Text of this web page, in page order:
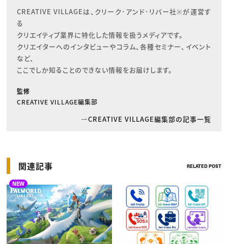
CREATIVE VILLAGEは、クリーク･アンド･リバー社※が運営す
る
クリエイティブ業界に特化した情報を扱うメディアです。
クリエイターへのインタビューやコラム、各種セミナー、イベント
など、
ここでしか知ることのできない情報をお届けします。
監修
CREATIVE VILLAGE編集部
CREATIVE VILLAGE編集部の記事一覧
関連記事 RELATED POST
NEW